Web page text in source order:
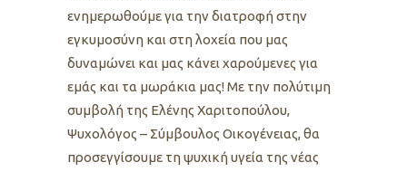
ενημερωθούμε για την διατρoφή στην
εγκυμοσύνη και στη λοχεία που μας
δυναμώνει και μας κάνει χαρούμενες για
εμάς και τα μωράκια μας! Με την πολύτιμη
συμβολή της Ελένης Χαριτοπούλου,
Ψυχολόγος – Σύμβουλος Οικογένειας, θα
προσεγγίσουμε τη ψυχική υγεία της νέας